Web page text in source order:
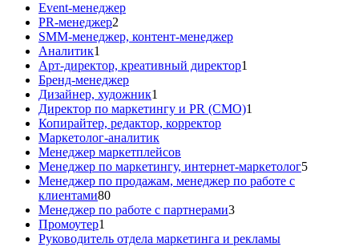
Event-менеджер
PR-менеджер2
SMM-менеджер, контент-менеджер
Аналитик1
Арт-директор, креативный директор1
Бренд-менеджер
Дизайнер, художник1
Директор по маркетингу и PR (CMO)1
Копирайтер, редактор, корректор
Маркетолог-аналитик
Менеджер маркетплейсов
Менеджер по маркетингу, интернет-маркетолог5
Менеджер по продажам, менеджер по работе с
клиентами80
Менеджер по работе с партнерами3
Промоутер1
Руководитель отдела маркетинга и рекламы